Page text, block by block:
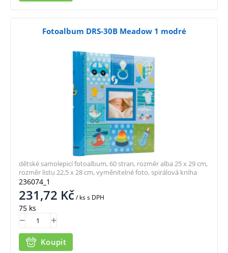
Fotoalbum DRS-30B Meadow 1 modré
236074_1
231,72 Kč/ kss DPH
75 ks
Koupit
dětské samolepicí fotoalbum, 60 stran, rozměr alba 25 x 29 cm,
rozměr listu 22,5 x 28 cm, vyměnitelné foto, spirálová kniha